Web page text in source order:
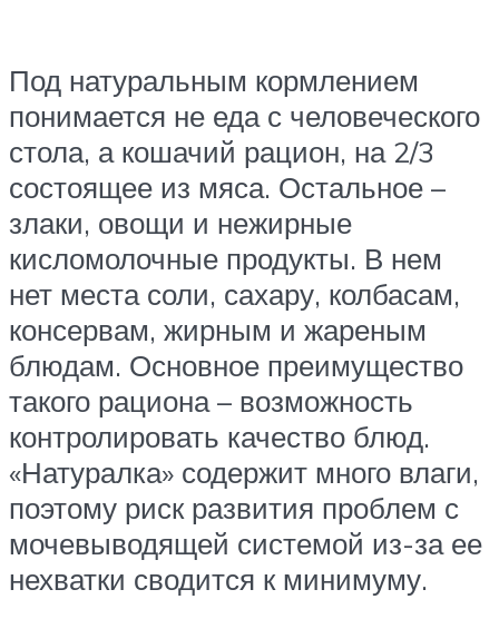
Под натуральным кормлением
понимается не еда с человеческого
стола, а кошачий рацион, на 2/3
состоящее из мяса. Остальное –
злаки, овощи и нежирные
кисломолочные продукты. В нем
нет места соли, сахару, колбасам,
консервам, жирным и жареным
блюдам. Основное преимущество
такого рациона – возможность
контролировать качество блюд.
«Натуралка» содержит много влаги,
поэтому риск развития проблем с
мочевыводящей системой из-за ее
нехватки сводится к минимуму.